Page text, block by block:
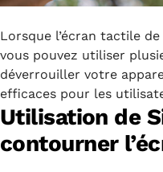
Lorsque l’écran tactile
vous pouvez utiliser
déverrouiller votre
efficaces pour les
Utilisation de
contourner